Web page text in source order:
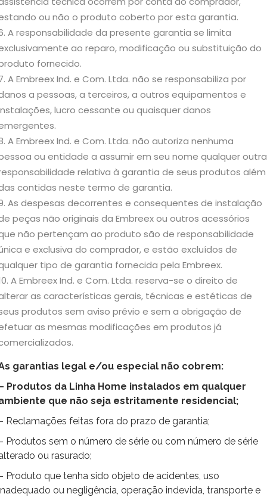
ou não o produto coberto por esta garantia.
A responsabilidade da presente garantia se limita
ao reparo, modificação ou substituição do
fornecido.
A Embreex Ind. e Com. Ltda. não se responsabiliza por
a pessoas, a terceiros, a outros equipamentos e
lucro cessante ou quaisquer danos
A Embreex Ind. e Com. Ltda. não autoriza nenhuma
ou entidade a assumir em seu nome qualquer outra
relativa à garantia de seus produtos além
contidas neste termo de garantia.
As despesas decorrentes e consequentes de instalação
peças não originais da Embreex ou outros acessórios
não pertençam ao produto são de responsabilidade
e exclusiva do comprador, e estão excluídos de
tipo de garantia fornecida pela Embreex.
A Embreex Ind. e Com. Ltda. reserva-se o direito de
as características gerais, técnicas e estéticas de
produtos sem aviso prévio e sem a obrigação de
as mesmas modificações em produtos já
garantias legal e/ou especial não cobrem:
Produtos da Linha Home instalados em qualquer
que não seja estritamente residencial;
Reclamações feitas fora do prazo de garantia;
Produtos sem o número de série ou com número de série
ou rasurado;
Produto que tenha sido objeto de acidentes, uso
ou negligência, operação indevida, transporte e